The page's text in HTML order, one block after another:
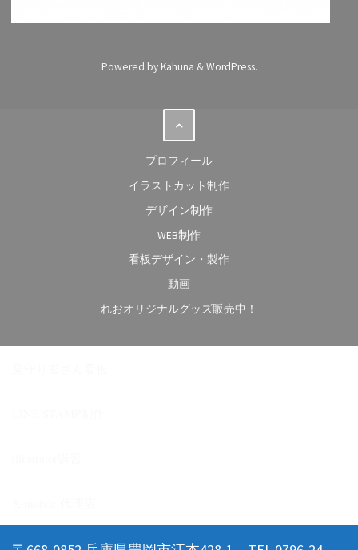
Powered byKahuna &WordPress.
プロフィール
イラストカット制作
デザイン制作
WEB制作
看板デザイン・製作
動画
れおオリジナルグッズ販売中！